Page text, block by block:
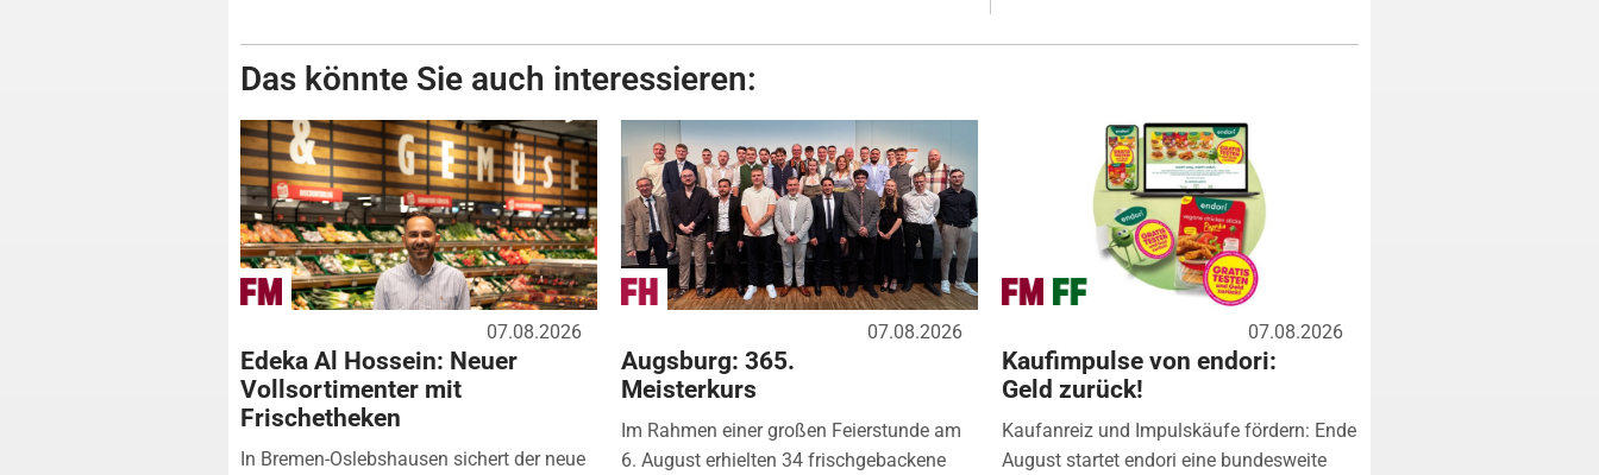
Das könnte Sie auch interessieren:
07.08.2026
Edeka Al Hossein: Neuer
Vollsortimenter mit
Frischetheken
In Bremen-Oslebshausen sichert der neue
07.08.2026
Augsburg: 365.
Meisterkurs
Im Rahmen einer großen Feierstunde am
6. August erhielten 34 frischgebackene
07.08.2026
Kaufimpulse von endori:
Geld zurück!
Kaufanreiz und Impulskäufe fördern: Ende
August startet endori eine bundesweite